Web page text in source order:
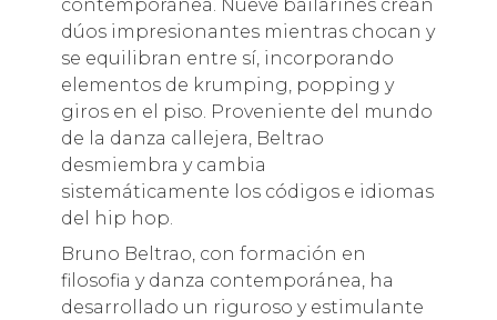
contemporánea. Nueve bailarines crean
dúos impresionantes mientras chocan y
se equilibran entre sí, incorporando
elementos de krumping, popping y
giros en el piso. Proveniente del mundo
de la danza callejera, Beltrao
desmiembra y cambia
sistemáticamente los códigos e idiomas
del hip hop.
Bruno Beltrao, con formación en
filosofia y danza contemporánea, ha
desarrollado un riguroso y estimulante